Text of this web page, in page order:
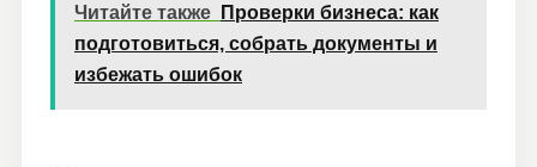
Читайте также
Проверки бизнеса: как
подготовиться, собрать документы и
избежать ошибок